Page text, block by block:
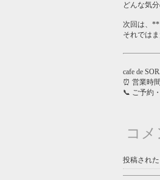
どんな気
次回は、
それでは
cafe de
⏰ 営業時
📞 ご予約
コ
投稿され